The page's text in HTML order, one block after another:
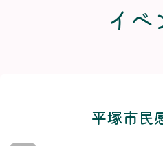
イベ
平塚市民